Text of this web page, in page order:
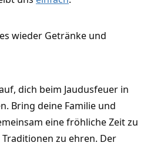
wieder Getränke und
dich beim Jaudusfeuer in
Bring deine Familie und
eine fröhliche Zeit zu
zu ehren. Der